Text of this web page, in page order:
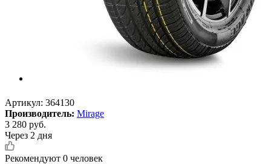
Артикул: 364130
Производитель: Mirage
3 280 руб.
Через 2 дня
Рекомендуют 0 человек